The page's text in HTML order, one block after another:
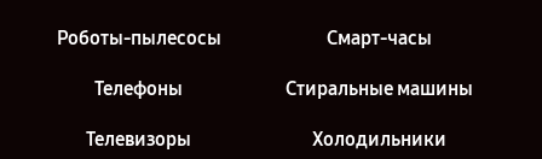
Роботы-пылесосы Смарт-часы
Телефоны Стиральные машины
Телевизоры Холодильники